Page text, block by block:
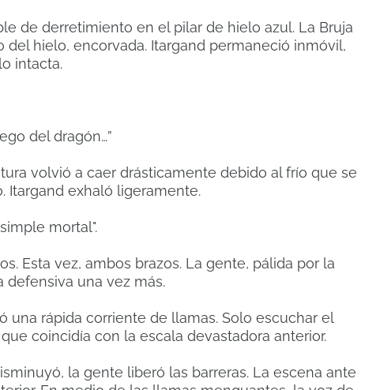
de derretimiento en el pilar de hielo azul. La Bruja
hielo, encorvada. Itargand permaneció inmóvil,
intacta.
del dragón…”
volvió a caer drásticamente debido al frío que se
Itargand exhaló ligeramente.
mortal".
Esta vez, ambos brazos. La gente, pálida por la
defensiva una vez más.
una rápida corriente de llamas. Solo escuchar el
coincidía con la escala devastadora anterior.
la gente liberó las barreras. La escena ante